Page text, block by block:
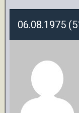
06.08.1975